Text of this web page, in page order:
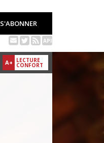
S'ABONNER
API
A+ LECTURE
CONFORT